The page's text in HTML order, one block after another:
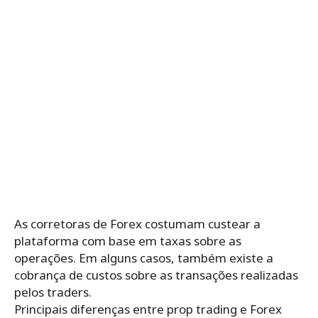
As corretoras de Forex costumam custear a
plataforma com base em taxas sobre as
operações. Em alguns casos, também existe a
cobrança de custos sobre as transações realizadas
pelos traders.
Principais diferenças entre prop trading e Forex